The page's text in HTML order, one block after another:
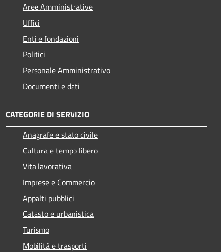
Aree Amministrative
Uffici
Enti e fondazioni
Politici
Personale Amministrativo
Documenti e dati
CATEGORIE DI SERVIZIO
Anagrafe e stato civile
Cultura e tempo libero
Vita lavorativa
Imprese e Commercio
Appalti pubblici
Catasto e urbanistica
Turismo
Mobilità e trasporti